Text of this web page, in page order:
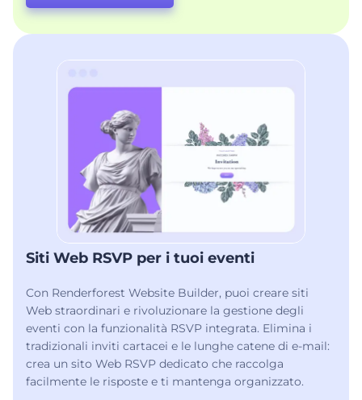
Siti Web RSVP per i tuoi eventi
Con Renderforest Website Builder, puoi creare siti
Web straordinari e rivoluzionare la gestione degli
eventi con la funzionalità RSVP integrata. Elimina i
tradizionali inviti cartacei e le lunghe catene di e-mail:
crea un sito Web RSVP dedicato che raccolga
facilmente le risposte e ti mantenga organizzato.